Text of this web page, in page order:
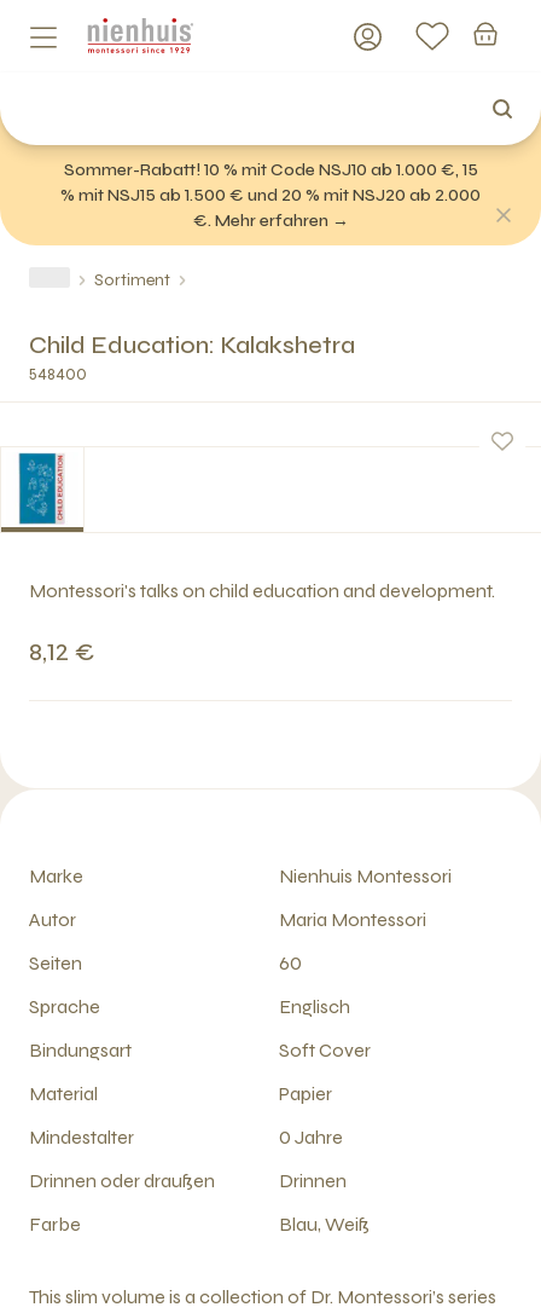
Sommer-Rabatt! 10 % mit Code NSJ10 ab 1.000 €, 15
% mit NSJ15 ab 1.500 € und 20 % mit NSJ20 ab 2.000
€. Mehr erfahren →
Sortiment
Child Education: Kalakshetra
548400
Montessori's talks on child education and development.
8,12 €
Marke
Nienhuis Montessori
Autor
Maria Montessori
Seiten
60
Sprache
Englisch
Bindungsart
Soft Cover
Material
Papier
Mindestalter
0 Jahre
Drinnen oder draußen
Drinnen
Farbe
Blau, Weiß
This slim volume is a collection of Dr. Montessori’s series